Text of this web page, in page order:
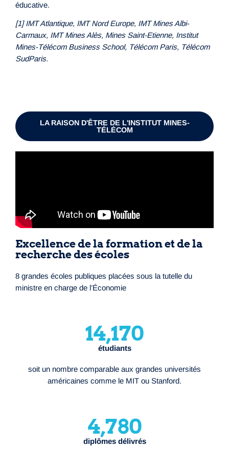
éducative.
[1] IMT Atlantique, IMT Nord Europe, IMT Mines Albi-
Carmaux, IMT Mines Alès, Mines Saint-Etienne, Institut
Mines-Télécom Business School, Télécom Paris, Télécom
SudParis.
LA RAISON D'ÊTRE DE L'INSTITUT MINES-
TÉLÉCOM
Excellence de la formation et de la
recherche des écoles
8 grandes écoles publiques placées sous la tutelle du
ministre en charge de l’Économie
étudiants
14,170
soit un nombre comparable aux grandes universités
américaines comme le MIT ou Stanford.
diplômes délivrés
4,780